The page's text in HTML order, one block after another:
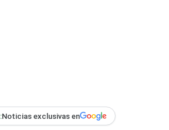
Noticias exclusivas en